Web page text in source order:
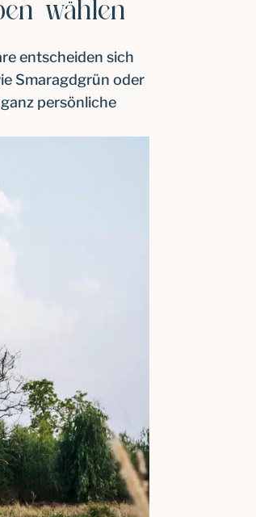
wählen
entscheiden sich
Smaragdgrün oder
persönliche